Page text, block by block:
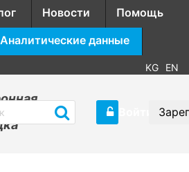
Новости
Помощь
Аналитические данные
KG EN